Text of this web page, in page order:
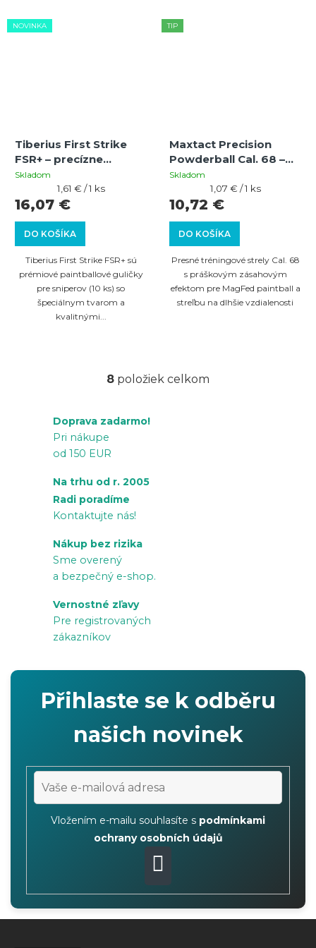
NOVINKA
Tiberius First Strike
FSR+ – precízne
paintballové guličky
pre sniperov (10 ks)
Skladom
DO KOŠÍKA
16,07 €
Jednotková
cena:
1,61 € / 1 ks
Tiberius First Strike FSR+ sú
prémiové paintballové guličky
pre sniperov (10 ks) so
špeciálnym tvarom a
kvalitnými...
TIP
Maxtact Precision
Powderball Cal. 68 –
tréningové strelivo s
práškovým efektom
(10 ks)
Skladom
DO KOŠÍKA
10,72 €
Jednotková
cena:
1,07 € / 1 ks
Presné tréningové strely Cal. 68
s práškovým zásahovým
efektom pre MagFed paintball a
streľbu na dlhšie vzdialenosti
O
i
u
8 položiek celkom
Doprava zadarmo!
Pri nákupe
od 150 EUR
Na trhu od r. 2005
Radi poradíme
Kontaktujte nás!
Nákup bez rizika
Sme overený
a bezpečný e-shop.
Vernostné zľavy
Pre registrovaných
zákazníkov
Přihlaste se k odběru
našich novinek
Vložením e-mailu souhlasíte s podmínkami
ochrany osobních údajů
PŘIHLÁSIT
SE